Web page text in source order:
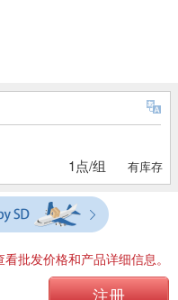
1点/组 有库存
批发价格和产品详细信息。
注册